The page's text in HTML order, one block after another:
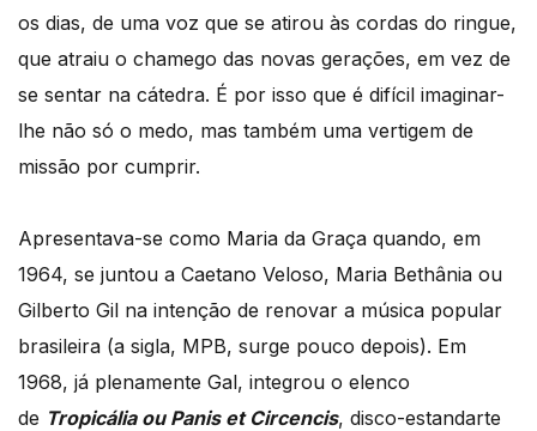
os dias, de uma voz que se atirou às cordas do ringue,
que atraiu o chamego das novas gerações, em vez de
se sentar na cátedra. É por isso que é difícil imaginar-
lhe não só o medo, mas também uma vertigem de
missão por cumprir.
Apresentava-se como Maria da Graça quando, em
1964, se juntou a Caetano Veloso, Maria Bethânia ou
Gilberto Gil na intenção de renovar a música popular
brasileira (a sigla, MPB, surge pouco depois). Em
1968, já plenamente Gal, integrou o elenco
de Tropicália ou Panis et Circencis, disco-estandarte